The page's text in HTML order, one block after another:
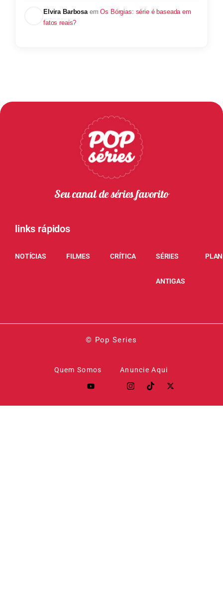
Elvira Barbosa emOs Bórgias: série é baseada em
fatos reais?
Seu canal de séries favorito
links rápidos
NOTÍCIAS FILMES CRÍTICA SÉRIES
ANTIGAS
© Pop Series
Quem Somos Anuncie Aqui